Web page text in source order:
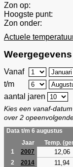
Zon op:
Hoogste punt:
Zon onder:
Actuele
Vanaf
t/m
aantal jaren
Kies een vanaf-
over 2
Data t/m 6 augustus
Jaar
Temp.
1
2007 12,06
2 2014 11,94